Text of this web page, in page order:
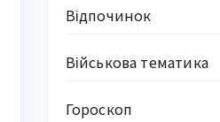
Відпочинок
Військова тематика
Гороскоп